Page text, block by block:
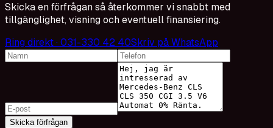
Skicka en förfrågan så återkommer vi snabbt med
tillgänglighet, visning och eventuell finansiering.
Ring direkt · 031-330 42 40Skriv på WhatsApp
Skicka förfrågan